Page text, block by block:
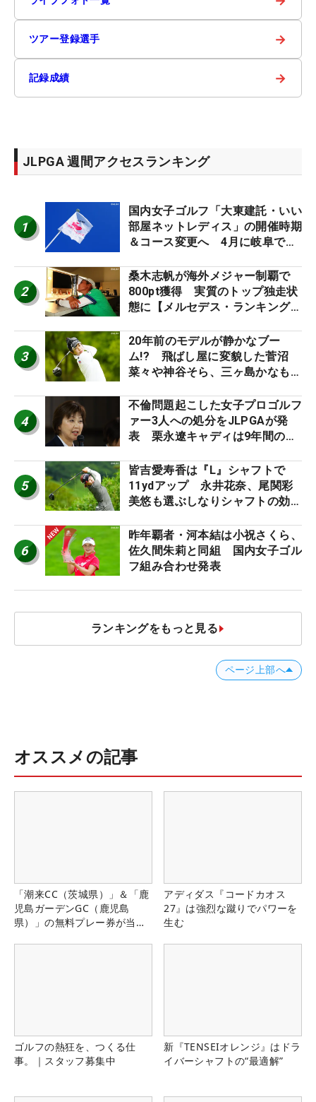
ツアー登録選手 →
記録成績 →
JLPGA 週間アクセスランキング
1
国内女子ゴルフ「大東建託・いい
部屋ネットレディス」の開催時期
＆コース変更へ 4月に岐阜で開
2
桑木志帆が海外メジャー制覇で
800pt獲得 実質のトップ独走状
態に【メルセデス・ランキング番
3
20年前のモデルが静かなブー
ム!? 飛ばし屋に変貌した菅沼
菜々や神谷そら、三ヶ島かなも使
ロたちの“飛ばしギア”】
4
不倫問題起こした女子プロゴルフ
ァー3人への処分をJLPGAが発
表 栗永遼キャディは9年間の立
5
皆吉愛寿香は『L』シャフトで
11ydアップ 永井花奈、尾関彩
美悠も選ぶしなりシャフトの効果
ア”】
6
昨年覇者・河本結は小祝さくら、
佐久間朱莉と同組 国内女子ゴル
フ組み合わせ発表
ランキングをもっと見る
ページ上部へ
オススメの記事
「潮来CC（茨城県）」＆「鹿
児島ガーデンGC（鹿児島
県）」の無料プレー券が当た
アディダス『コードカオス
27』は強烈な蹴りでパワーを
生む
ゴルフの熱狂を、つくる仕
事。｜スタッフ募集中
新『TENSEIオレンジ』はドラ
イバーシャフトの“最適解”